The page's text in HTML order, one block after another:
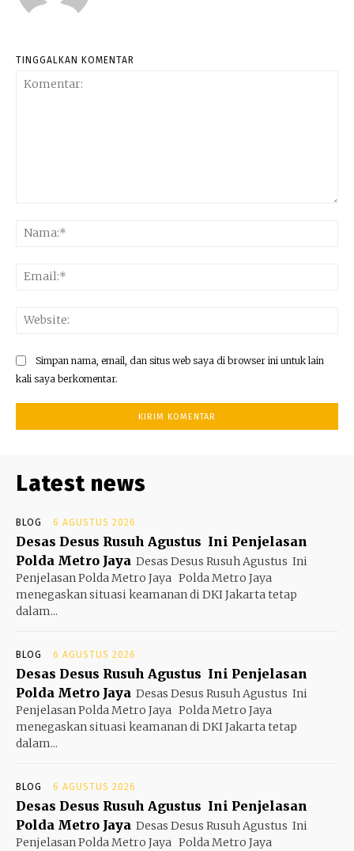
TINGGALKAN KOMENTAR
Simpan nama, email, dan situs web saya di browser ini untuk lain
kali saya berkomentar.
Latest news
BLOG 6 AGUSTUS 2026
Desas Desus Rusuh Agustus Ini Penjelasan
Polda Metro Jaya Desas Desus Rusuh Agustus Ini
Penjelasan Polda Metro Jaya Polda Metro Jaya
menegaskan situasi keamanan di DKI Jakarta tetap
dalam...
BLOG 6 AGUSTUS 2026
Desas Desus Rusuh Agustus Ini Penjelasan
Polda Metro Jaya Desas Desus Rusuh Agustus Ini
Penjelasan Polda Metro Jaya Polda Metro Jaya
menegaskan situasi keamanan di DKI Jakarta tetap
dalam...
BLOG 6 AGUSTUS 2026
Desas Desus Rusuh Agustus Ini Penjelasan
Polda Metro Jaya Desas Desus Rusuh Agustus Ini
Penjelasan Polda Metro Jaya Polda Metro Jaya